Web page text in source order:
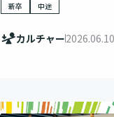
新卒 中途
カルチャー2026.06.10